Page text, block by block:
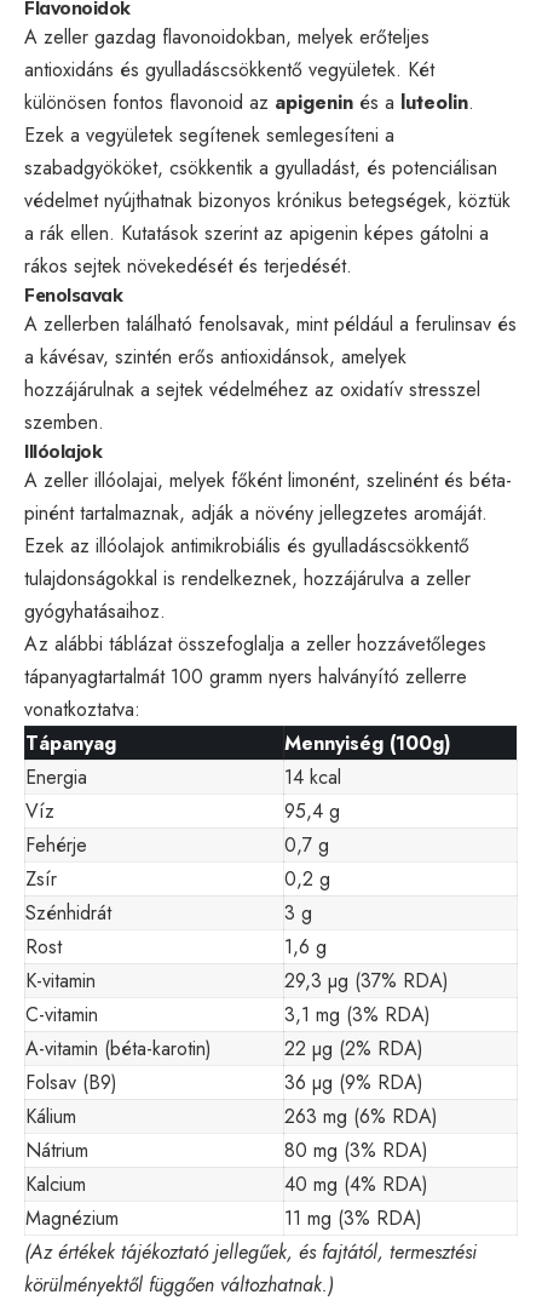
Flavonoidok
A zeller gazdag flavonoidokban, melyek erőteljes
antioxidáns és gyulladáscsökkentő vegyületek. Két
különösen fontos flavonoid az apigenin és a luteolin.
Ezek a vegyületek segítenek semlegesíteni a
szabadgyököket, csökkentik a gyulladást, és potenciálisan
védelmet nyújthatnak bizonyos krónikus betegségek, köztük
a rák ellen. Kutatások szerint az apigenin képes gátolni a
rákos sejtek növekedését és terjedését.
Fenolsavak
A zellerben található fenolsavak, mint például a ferulinsav és
a kávésav, szintén erős antioxidánsok, amelyek
hozzájárulnak a sejtek védelméhez az oxidatív stresszel
szemben.
Illóolajok
A zeller illóolajai, melyek főként limonént, szelinént és béta-
pinént tartalmaznak, adják a növény jellegzetes aromáját.
Ezek az illóolajok antimikrobiális és gyulladáscsökkentő
tulajdonságokkal is rendelkeznek, hozzájárulva a zeller
gyógyhatásaihoz.
Az alábbi táblázat összefoglalja a zeller hozzávetőleges
tápanyagtartalmát 100 gramm nyers halványító zellerre
vonatkoztatva:
Tápanyag
Mennyiség (100g)
Energia
14 kcal
Víz
95,4 g
Fehérje
0,7 g
Zsír
0,2 g
Szénhidrát
3 g
Rost
1,6 g
K-vitamin
29,3 µg (37% RDA)
C-vitamin
3,1 mg (3% RDA)
A-vitamin (béta-karotin)
22 µg (2% RDA)
Folsav (B9)
36 µg (9% RDA)
Kálium
263 mg (6% RDA)
Nátrium
80 mg (3% RDA)
Kalcium
40 mg (4% RDA)
Magnézium
11 mg (3% RDA)
(Az értékek tájékoztató jellegűek, és fajtától, termesztési
körülményektől függően változhatnak.)